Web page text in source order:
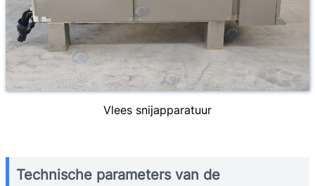
Vlees snijapparatuur
Technische parameters van de